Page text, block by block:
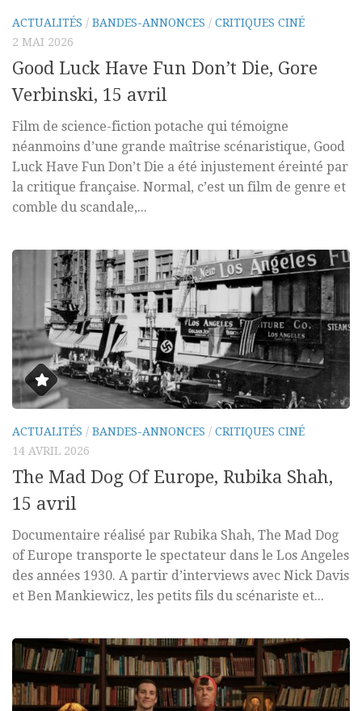
ACTUALITÉS / BANDES-ANNONCES / CRITIQUES CINÉ
2 MAI 2026
Good Luck Have Fun Don’t Die, Gore
Verbinski, 15 avril
Film de science-fiction potache qui témoigne
néanmoins d’une grande maîtrise scénaristique, Good
Luck Have Fun Don’t Die a été injustement éreinté par
la critique française. Normal, c’est un film de genre et
comble du scandale,...
ACTUALITÉS / BANDES-ANNONCES / CRITIQUES CINÉ
14 AVRIL 2026
The Mad Dog Of Europe, Rubika Shah,
15 avril
Documentaire réalisé par Rubika Shah, The Mad Dog
of Europe transporte le spectateur dans le Los Angeles
des années 1930. A partir d’interviews avec Nick Davis
et Ben Mankiewicz, les petits fils du scénariste et...